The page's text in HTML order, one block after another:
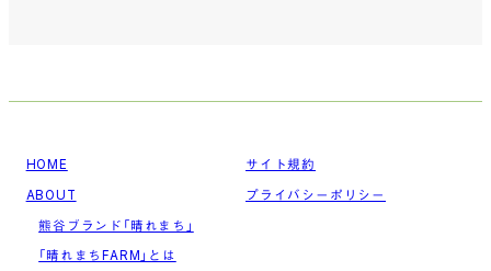
HOME
ABOUT
熊谷ブランド「晴れまち」
「晴れまちFARM」とは
サイト規約
プライバシーポリシー